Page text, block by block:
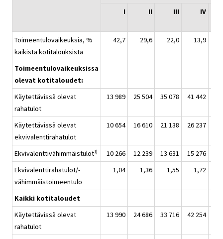
I
II III IV
Toimeentulovaikeuksia, %
kaikista kotitalouksista
42,7 29,6 22,0 13,9
Toimeentulovaikeuksissa
olevat kotitaloudet:
Käytettävissä olevat
rahatulot
13 989 25 504 35 078 41 442
Käytettävissä olevat
ekvivalenttirahatulot
10 654 16 610 21 138 26 237
Ekvivalenttivähimmäistulot1) 10 266 12 239 13 631 15 276
Ekvivalenttirahatulot/-
vähimmäistoimeentulo
1,04 1,36 1,55 1,72
Kaikki kotitaloudet
Käytettävissä olevat
rahatulot
13 990 24 686 33 716 42 254